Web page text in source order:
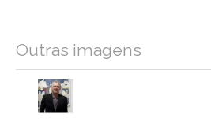
Outras imagens